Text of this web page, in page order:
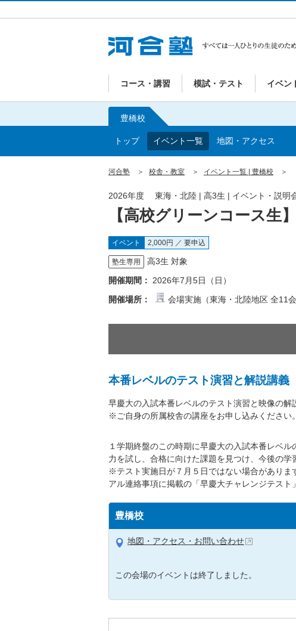
コース・講習 模試・テスト イベン
豊橋校
トップ イベント一覧 地図・アクセス
河合塾 校舎・教室 イベント一覧 | 豊橋校
【高校グリーンコース生
2026年度 東海・北陸 | 高3生 | イベント・説明
イベント 2,000円 ／ 要申込
塾生専用
高3生 対象
開催期間：
2026年7月5日（日）
開催場所：
会場実施（東海・北陸地区 全11会
本番レベルのテスト演習と解説講義
早慶大の入試本番レベルのテスト演習と映像の解
※ご自身の所属校舎の講座をお申し込みください。
１学期終盤のこの時期に早慶大の入試本番レベ
力を試し、合格に向けた課題を見つけ、今後の
※テスト実施日が７月５日ではない場合がありま
アル連絡事項に掲載の「早慶大チャレンジテスト
豊橋校
地図・アクセス・お問い合わせ
この会場のイベントは終了しました。